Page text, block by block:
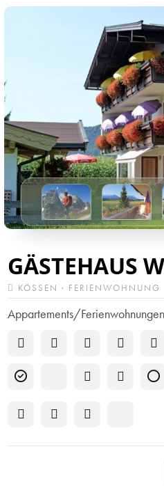
GÄSTEHAUS
KÖSSEN · FERIENWOHNUNG
Appartements/Ferienwohnungen